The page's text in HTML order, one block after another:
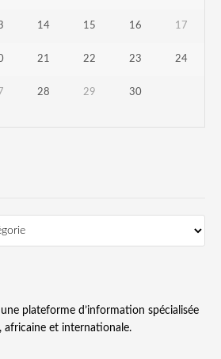
14 15 16 17
21 22 23 24
28 29 30
plateforme d’information spécialisée
africaine et internationale.